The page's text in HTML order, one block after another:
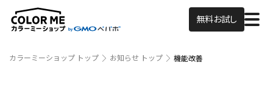
無料お試し
カラーミーショップ トップ お知らせ トップ 機能改善